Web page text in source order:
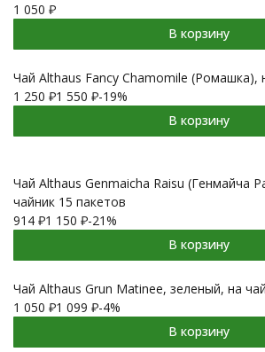
1 050 ₽
В корзину
Чай Althaus Fancy Chamomile (Ромашка),
1 250 ₽1 550 ₽-19%
В корзину
Чай Althaus Genmaicha Raisu (Генмайча
чайник 15 пакетов
914 ₽1 150 ₽-21%
В корзину
Чай Althaus Grun Matinee, зеленый, на
1 050 ₽1 099 ₽-4%
В корзину